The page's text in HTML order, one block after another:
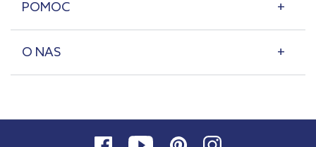
POMOC
O NAS